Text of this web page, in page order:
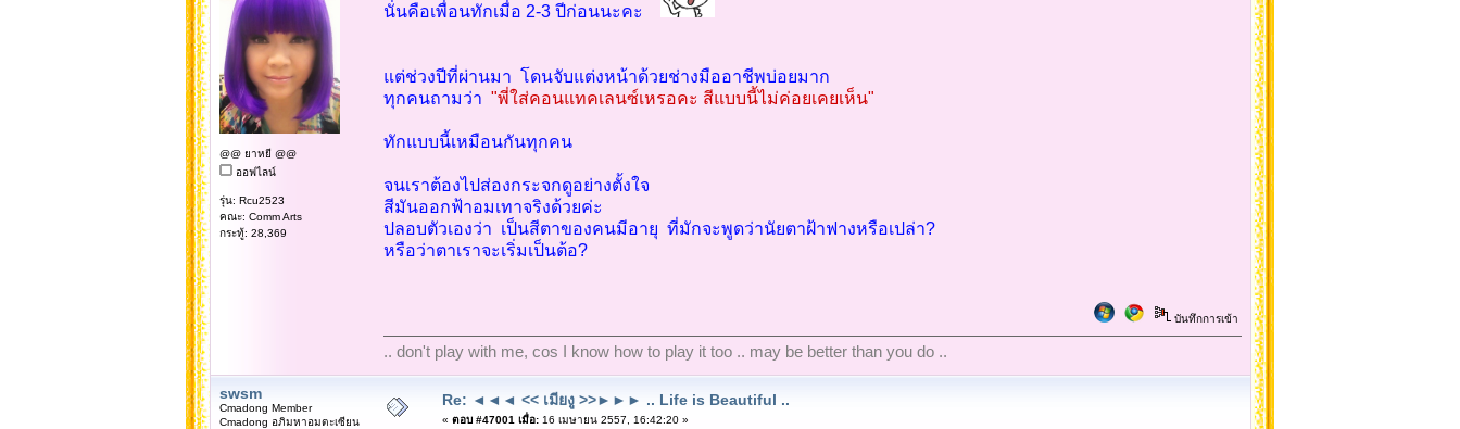
@@ ยาหยี @@
ออฟไลน์
รุ่น: Rcu2523
คณะ: Comm Arts
กระทู้: 28,369
นั่นคือเพื่อนทักเมื่อ 2-3 ปีก่อนนะคะ
แต่ช่วงปีที่ผ่านมา โดนจับแต่งหน้าด้วยช่างมืออาชีพบ่อยมาก
ทุกคนถามว่า "พี่ใส่คอนแทคเลนซ์เหรอคะ สีแบบนี้ไม่ค่อยเคยเห็น"
ทักแบบนี้เหมือนกันทุกคน
จนเราต้องไปส่องกระจกดูอย่างตั้งใจ
สีมันออกฟ้าอมเทาจริงด้วยค่ะ
ปลอบตัวเองว่า เป็นสีตาของคนมีอายุ ที่มักจะพูดว่านัยตาฝ้าฟางหรือเปล่า?
หรือว่าตาเราจะเริ่มเป็นต้อ?
บันทึกการเข้า
.. don't play with me, cos I know how to play it too .. may be better than you do ..
swsm
Cmadong Member
Cmadong อภิมหาอมตะเซียน
Re: ◄◄◄ << เมียงู >>►►► .. Life is Beautiful ..
« ตอบ #47001 เมื่อ:16 เมษายน 2557, 16:42:20 »